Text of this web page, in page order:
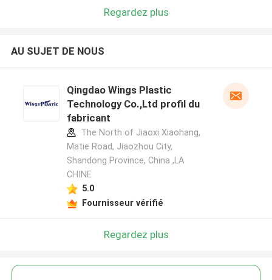
Regardez plus
AU SUJET DE NOUS
Qingdao Wings Plastic
Technology Co.,Ltd profil du
fabricant
The North of Jiaoxi Xiaohang,
Matie Road, Jiaozhou City,
Shandong Province, China ,LA
CHINE
5.0
Fournisseur vérifié
Regardez plus